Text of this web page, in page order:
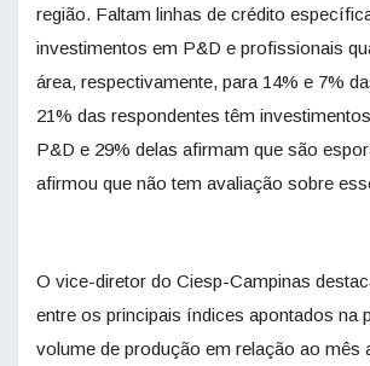
região. Faltam linhas de crédito
investimentos em P&D e profissionais
área, respectivamente, para 14% e 7%
21% das respondentes têm
P&D e 29% delas afirmam que são
afirmou que não tem avaliação sobre
O vice-diretor do Ciesp-Campinas
entre os principais índices apontados na
volume de produção em relação ao mês